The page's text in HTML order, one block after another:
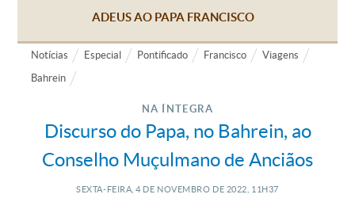
ADEUS AO PAPA FRANCISCO
Notícias Especial Pontificado Francisco
Viagens
Bahrein
NA ÍNTEGRA
Discurso do Papa, no Bahrein, ao
Conselho Muçulmano de Anciãos
SEXTA-FEIRA, 4 DE NOVEMBRO DE 2022, 11H37